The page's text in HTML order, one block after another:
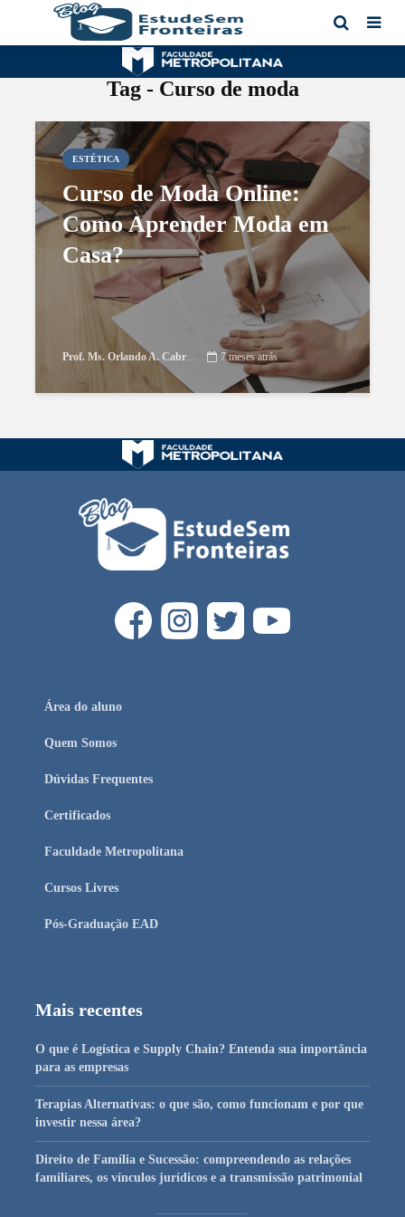
Tag - Curso de moda
ESTÉTICA
Curso de Moda Online:
Como Aprender Moda em
Casa?
Prof. Ms. Orlando A. Cabrera 7 meses atrás
Área do aluno
Quem Somos
Dúvidas Frequentes
Certificados
Faculdade Metropolitana
Cursos Livres
Pós-Graduação EAD
Mais recentes
O que é Logística e Supply Chain? Entenda sua importância
para as empresas
Terapias Alternativas: o que são, como funcionam e por que
investir nessa área?
Direito de Família e Sucessão: compreendendo as relações
familiares, os vínculos jurídicos e a transmissão patrimonial